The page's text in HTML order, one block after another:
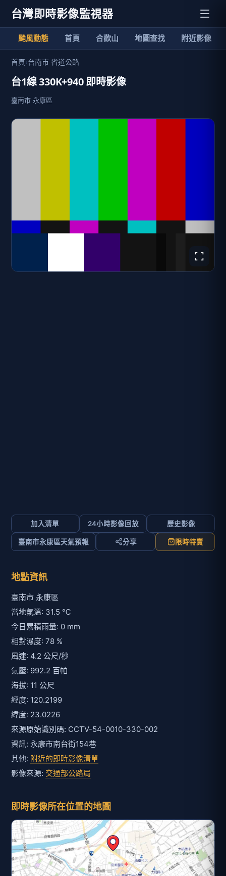
台灣即時影像監視器
颱風動態 首頁 合歡山 地圖查找 附近影像
首頁›台南市 省道公路
台1線 330K+940 即時影像
臺南市 永康區
加入清單 24小時影像回放 歷史影像
臺南市永康區天氣預報 分享 限時特賣
地點資訊
臺南市 永康區
當地氣溫: 31.5 ℃
今日累積雨量: 0 mm
相對濕度: 78 %
風速: 4.2 公尺/秒
氣壓: 992.2 百帕
海拔: 11 公尺
經度: 120.2199
緯度: 23.0226
來源原始識別碼: CCTV-54-0010-330-002
資訊: 永康市南台街154巷
其他: 附近的即時影像清單
影像來源: 交通部公路局
即時影像所在位置的地圖